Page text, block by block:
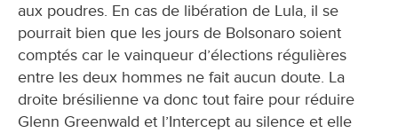
aux poudres. En cas de libération de Lula, il se
pourrait bien que les jours de Bolsonaro soient
comptés car le vainqueur d’élections régulières
entre les deux hommes ne fait aucun doute. La
droite brésilienne va donc tout faire pour réduire
Glenn Greenwald et l’Intercept au silence et elle